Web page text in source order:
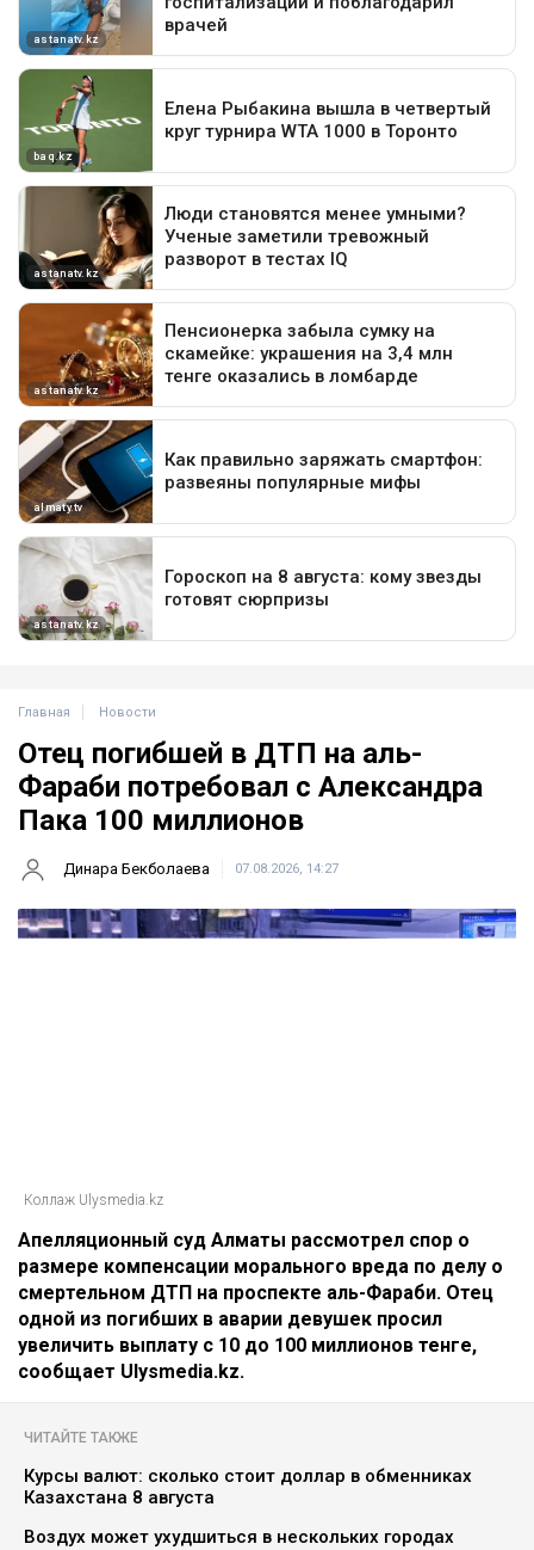
Главная Новости
Отец погибшей в ДТП на аль-
Фараби потребовал с Александра
Пака 100 миллионов
Динара Бекболаева 07.08.2026, 14:27
Коллаж Ulysmedia.kz
Апелляционный суд Алматы рассмотрел спор о
размере компенсации морального вреда по делу о
смертельном ДТП на проспекте аль-Фараби. Отец
одной из погибших в аварии девушек просил
увеличить выплату с 10 до 100 миллионов тенге,
сообщает Ulysmedia.kz.
ЧИТАЙТЕ ТАКЖЕ
Курсы валют: сколько стоит доллар в обменниках
Казахстана 8 августа
Воздух может ухудшиться в нескольких городах